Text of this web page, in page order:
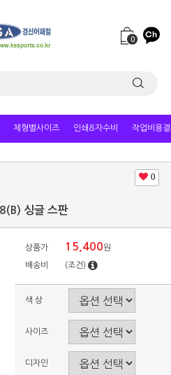
0
체형별사이즈 인쇄&자수비 작업비용
0
싱글 스판
상품가 15,400원
배송비 (조건)
색 상
사이즈
디자인